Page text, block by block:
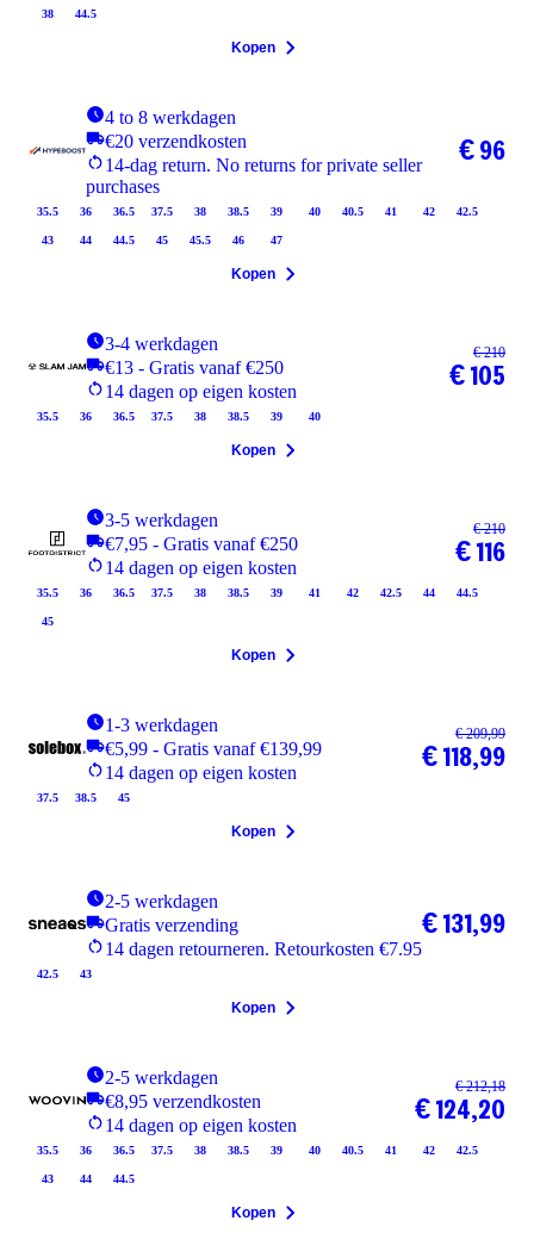
38 44.5
Kopen
4 to 8 werkdagen
€20 verzendkosten
14-dag return. No returns for private seller
purchases
35.5 36 36.5 37.5 38 38.5 39 40 40.5 41 42 42.5
43 44 44.5 45 45.5 46 47
€ 96
Kopen
3-4 werkdagen
€13 - Gratis vanaf €250
14 dagen op eigen kosten
35.5 36 36.5 37.5 38 38.5 39 40
€ 210
€ 105
Kopen
3-5 werkdagen
€7,95 - Gratis vanaf €250
14 dagen op eigen kosten
35.5 36 36.5 37.5 38 38.5 39 41 42 42.5 44 44.5
45
€ 210
€ 116
Kopen
1-3 werkdagen
€5,99 - Gratis vanaf €139,99
14 dagen op eigen kosten
37.5 38.5 45
€ 209,99
€ 118,99
Kopen
2-5 werkdagen
Gratis verzending
14 dagen retourneren. Retourkosten €7.95
42.5 43
€ 131,99
Kopen
2-5 werkdagen
€8,95 verzendkosten
14 dagen op eigen kosten
35.5 36 36.5 37.5 38 38.5 39 40 40.5 41 42 42.5
43 44 44.5
€ 212,18
€ 124,20
Kopen